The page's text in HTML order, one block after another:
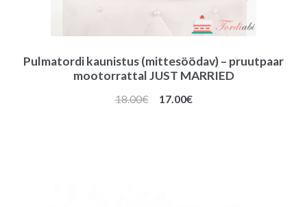
Pulmatordi kaunistus (mittesöödav) – pruutpaar
mootorrattal JUST MARRIED
18.00€
Algne
17.00€Praegune